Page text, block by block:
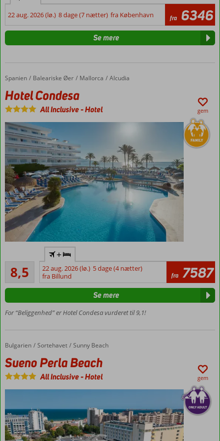
22 aug. 2026 (lø.) 8 dage (7 nætter) fra København fra 6346
Se mere
Forside
Spanien Baleariske Øer Mallorca Alcudia
Hotel Condesa
Hotel Condesa
All Inclusive-Hotel gem
Direkte ved
sandstranden
Tæt på
Alcúdias
centrum
værelser og
Diverse
børnefaciliteter
mulighed
for all
8,5Alletiders
34
anmeldelser
+
22 aug. 2026 (lø.) 5 dage (4 nætter)
fra Billund
fra 7587
For “Beliggenhed” er Hotel Condesa vurderet til 9,1!
Se mere
Forside
Bulgarien Sortehavet Sunny Beach
Sueno Perla Beach
Sueno Perla Beach
All Inclusive-Hotel gem